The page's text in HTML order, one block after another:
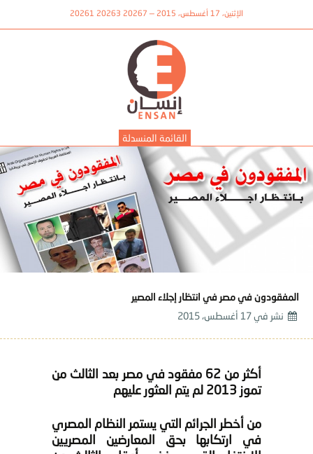
الإثنين، 17 أغسطس، 2015 — 20267 20263 20261
القائمة المنسدلة
المفقودون في مصر في انتظار إجلاء المصير
نشر في 17 أغسطس، 2015
أكثر من 62 مفقود في مصر بعد الثالث من
تموز 2013 لم يتم العثور عليهم
من أخطر الجرائم التي يستمر النظام المصري
في ارتكابها بحق المعارضين المصريين